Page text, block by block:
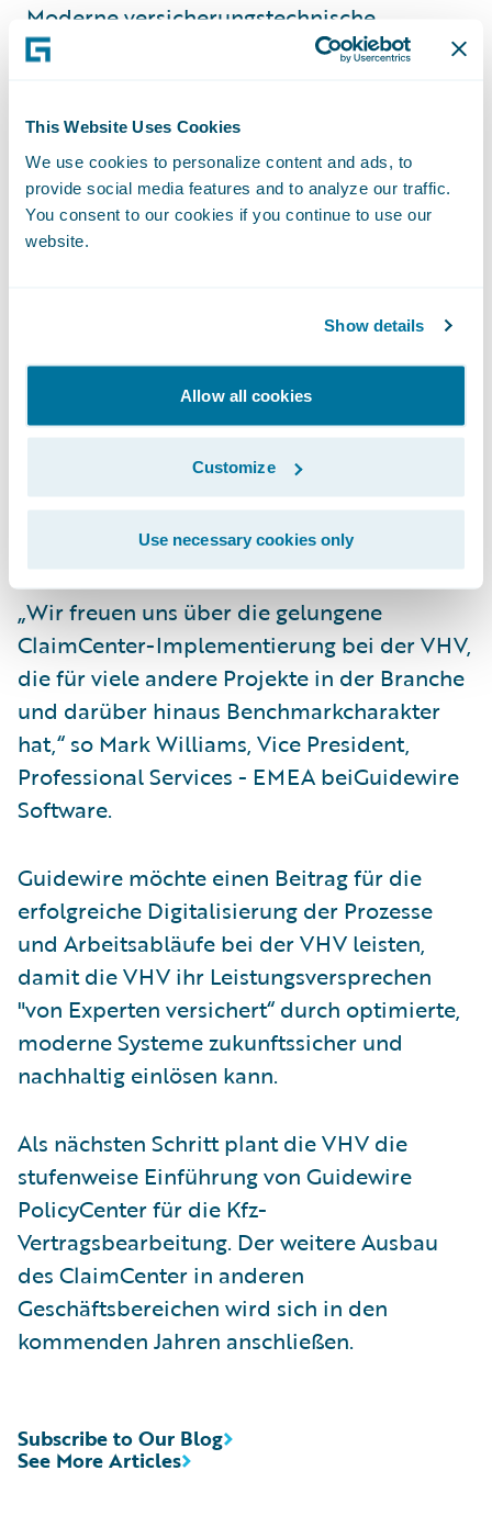
This Website Uses Cookies
We use cookies to personalize content and ads, to
provide social media features and to analyze our traffic.
You consent to our cookies if you continue to use our
website.
Show details
Allow all cookies
Customize
Use necessary cookies only
„Moderne versicherungstechnische
Kernsysteme sind Basis der Digitalisierung
digitaler Geschäftsmodelle und die sich
wandelnden Erwartungen von Kunden und
Geschäftspartnern,“ erklärt Bernd Scharrer,
Vorstand Operations / IT bei VHV. „Neben
wettbewerbsfähigen Produkten und Tarifen
Schadensmanagementsystem und effiziente
Mit der Einführung des Guidewire
ClaimCenter haben wir einen ersten
wichtigen Schritt in diese Richtung
gemacht,“ ergänzt Dr. Sebastian Schulz, der
das Projekt seit 2019 als Geschäftsführer
„Wir freuen uns über die gelungene
ClaimCenter-Implementierung bei der VHV,
die für viele andere Projekte in der Branche
und darüber hinaus Benchmarkcharakter
hat,“ so Mark Williams, Vice President,
Professional Services - EMEA beiGuidewire
Software.
Guidewire möchte einen Beitrag für die
erfolgreiche Digitalisierung der Prozesse
und Arbeitsabläufe bei der VHV leisten,
damit die VHV ihr Leistungsversprechen
"von Experten versichert“ durch optimierte,
moderne Systeme zukunftssicher und
nachhaltig einlösen kann.
Als nächsten Schritt plant die VHV die
stufenweise Einführung von Guidewire
PolicyCenter für die Kfz-
Vertragsbearbeitung. Der weitere Ausbau
des ClaimCenter in anderen
Geschäftsbereichen wird sich in den
kommenden Jahren anschließen.
See More Articles
Subscribe to Our Blog